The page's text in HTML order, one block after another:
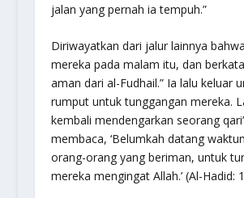
jalan yang pernah ia tempuh.”
Diriwayatkan dari jalur lainnya
mereka pada malam itu, dan
aman dari al-Fudhail.” Ia lalu keluar
rumput untuk tunggangan mereka.
kembali mendengarkan seorang
membaca, ‘Belumkah datang
orang-orang yang beriman, untuk
mereka mengingat Allah.’(Al-Hadid: